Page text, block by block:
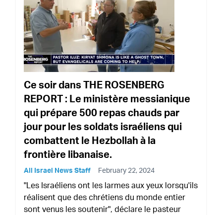
Ce soir dans THE ROSENBERG
REPORT : Le ministère messianique
qui prépare 500 repas chauds par
jour pour les soldats israéliens qui
combattent le Hezbollah à la
frontière libanaise.
All Israel News Staff February 22, 2024
"Les Israéliens ont les larmes aux yeux lorsqu'ils
réalisent que des chrétiens du monde entier
sont venus les soutenir", déclare le pasteur